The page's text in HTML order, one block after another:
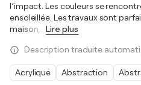
l’impact. Les couleurs se
ensoleillée. Les travaux sont
maison,
Lire plus
Description traduite
Acrylique Abstraction